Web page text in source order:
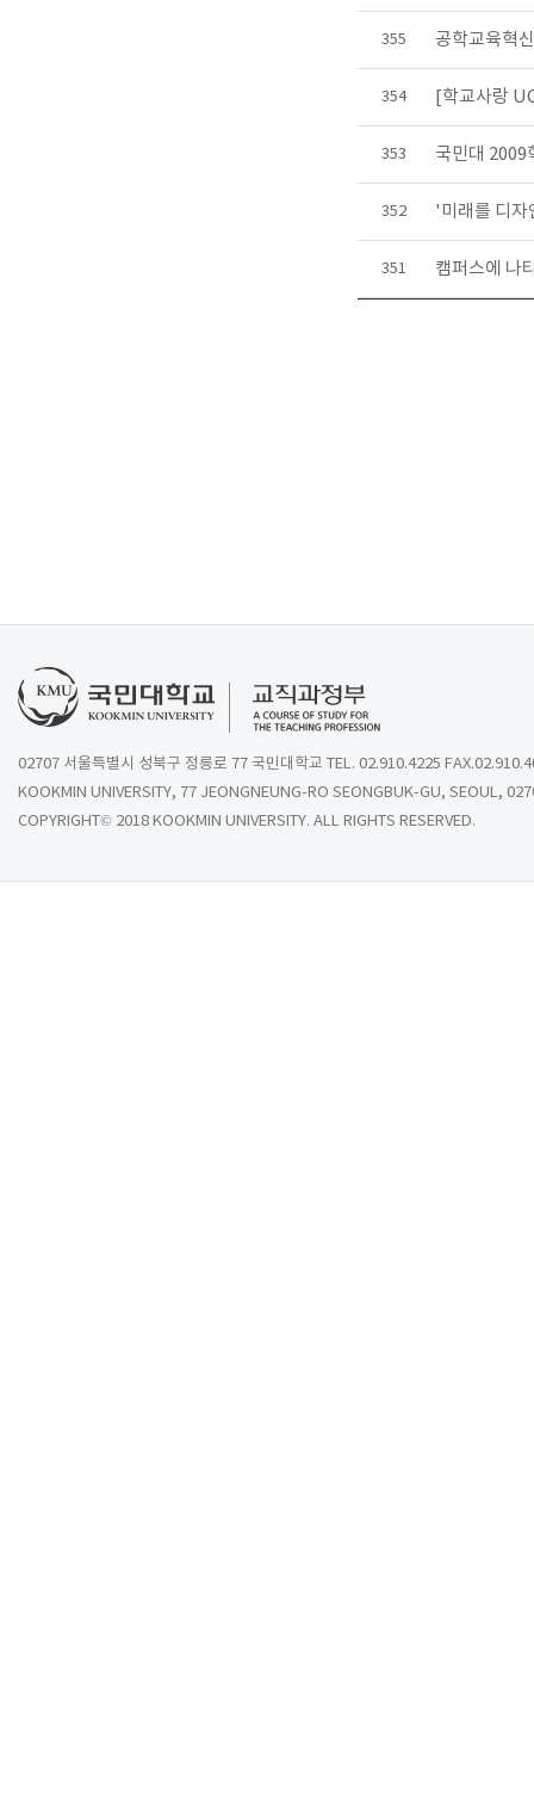
355 공학교육혁
354 [학교사랑
353 국민대 2009
352 '미래를 디
351 캠퍼스에 나
02707 서울특별시 성북구 정릉로 77 국민대학교 TEL. 02.910.4225
KOOKMIN UNIVERSITY, 77 JEONGNEUNG-RO SEONGBUK-GU, SEOUL,
COPYRIGHT© 2018 KOOKMIN UNIVERSITY. ALL RIGHTS RESERVED.